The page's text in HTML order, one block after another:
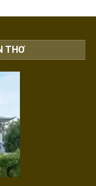
THƠ